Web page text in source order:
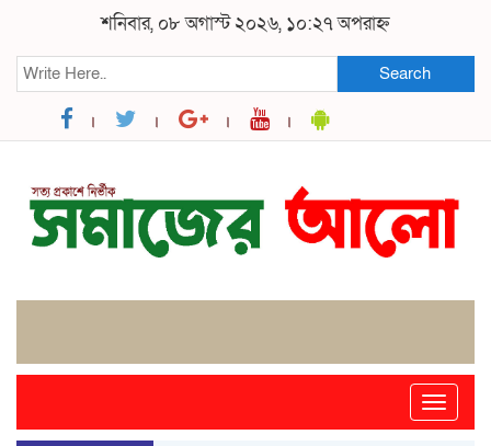
শনিবার, ০৮ অগাস্ট ২০২৬, ১০:২৭ অপরাহ্ন
Search
Toggle